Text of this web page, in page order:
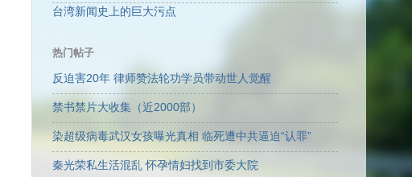
台湾新闻史上的巨大污点
热门帖子
反迫害20年 律师赞法轮功学员带动世人觉醒
禁书禁片大收集（近2000部）
染超级病毒武汉女孩曝光真相 临死遭中共逼迫“认罪”
秦光荣私生活混乱 怀孕情妇找到市委大院